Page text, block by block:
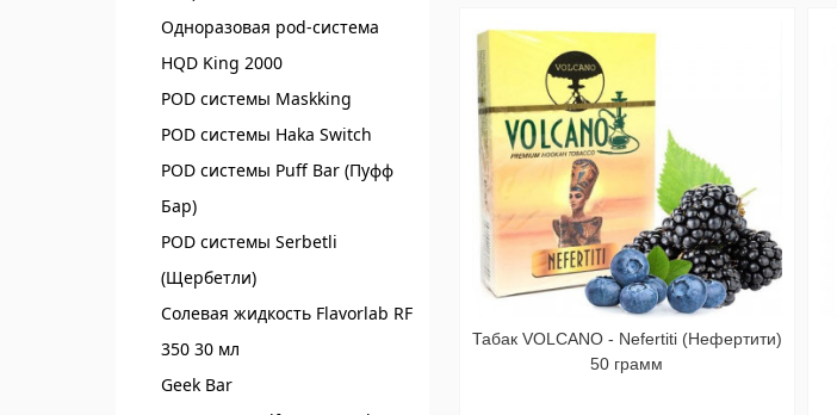
Одноразовая pod-система
HQD King 2000
POD системы Maskking
POD системы Haka Switch
POD системы Puff Bar (Пуфф
Бар)
POD системы Serbetli
(Щербетли)
Солевая жидкость Flavorlab RF
350 30 мл
Geek Bar
Табак VOLCANO - Nefertiti (Нефертити)
50 грамм